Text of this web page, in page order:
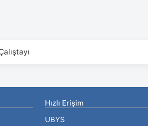
Hızlı Erişim
UBYS